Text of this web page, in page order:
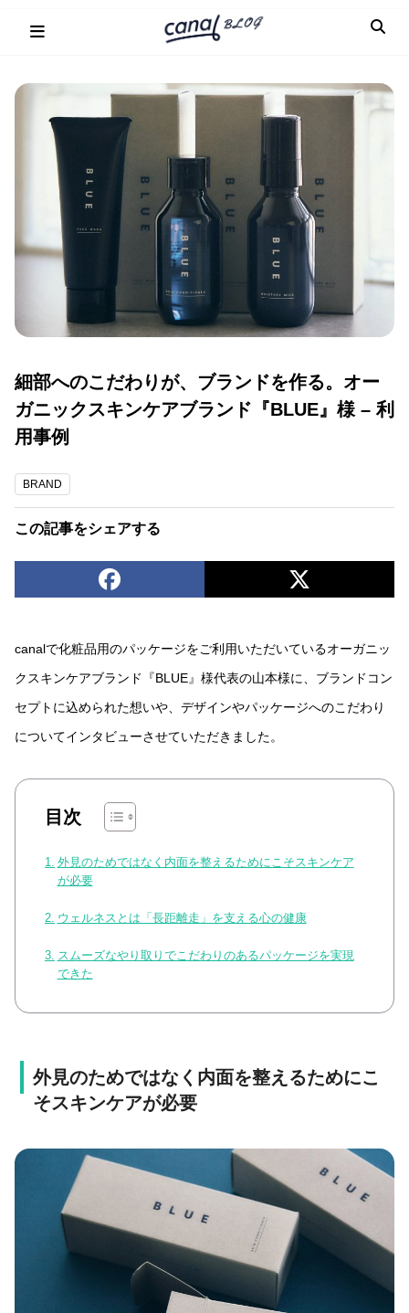
細部へのこだわりが、ブランドを作る。オー
ガニックスキンケアブランド『BLUE』様 – 利
用事例
BRAND
この記事をシェアする
canalで化粧品用のパッケージをご利用いただいているオーガニッ
クスキンケアブランド『BLUE』様代表の山本様に、ブランドコン
セプトに込められた想いや、デザインやパッケージへのこだわり
についてインタビューさせていただきました。
目次
外見のためではなく内面を整えるためにこそスキンケア
が必要
ウェルネスとは「長距離走」を支える心の健康
スムーズなやり取りでこだわりのあるパッケージを実現
できた
外見のためではなく内面を整えるためにこ
そスキンケアが必要